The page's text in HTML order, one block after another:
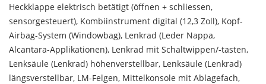
Heckklappe elektrisch betätigt (öffnen + schliessen,
sensorgesteuert), Kombiinstrument digital (12,3 Zoll), Kopf-
Airbag-System (Windowbag), Lenkrad (Leder Nappa,
Alcantara-Applikationen), Lenkrad mit Schaltwippen/-tasten,
Lenksäule (Lenkrad) höhenverstellbar, Lenksäule (Lenkrad)
längsverstellbar, LM-Felgen, Mittelkonsole mit Ablagefach,